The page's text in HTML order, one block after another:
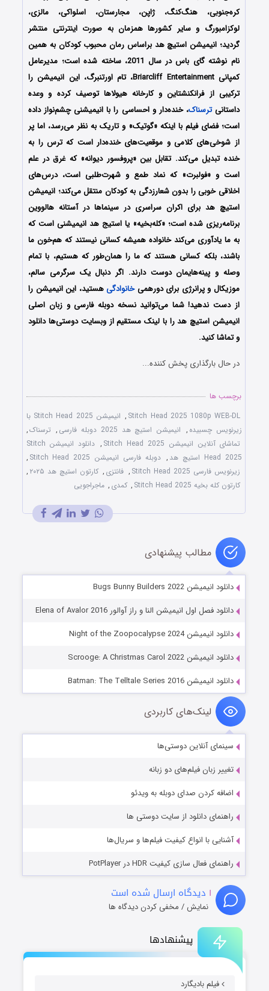
پیشنهادها
فیلم بادیگارد
کره‌جنوبی، هنگ‎‌کنگ، ژاپن، مجارستان، اسلواکی، مالزی،
لوکزامبورگ و سایر کشورها همزمان به صورت اینترنتی منتشر
گردید؛ انیمیشن استیچ هد براساس رمان محبوب کودکان به همین
نام نوشته گای باس در سال 2011، ساخته شده است؛ مدیرعامل
کمپانی Briarcliff Entertainment، تام اورتنبرگ، این انیمیشن را
ترکیبی از فرانکنشتاین و کارخانه هیولاها توصیف کرده و وعده‌
داستانیترسناک، خنده‌دار و احساسی را با انیمیشنی چشم‌نواز داده
است؛ فضای فیلم با اینکه «گوتیک» و تاریک به نظر می‌رسد، اما پر
از شوخی‌های کلامی و موقعیت‌های خنده‌دار است که ترس را به
خنده تبدیل می‌کند. تقابل بین «پروفسور دیوانه» که غرق در علم
است و «فولبرت» که نماد طمع و شهرت‌طلبی است، درس‌های
اخلاقی خوبی را بدون شعارزدگی به کودکان منتقل می‌کند؛ انیمیشن
استیچ هد برای اکران سراسری در سینماها در آستانه‌ هالووین
برنامه‌ریزی شده است؛ «کله‌بخیه» یا استیج هد انیمیشنی است که
به ما یادآوری می‌کند خانواده همیشه کسانی نیستند که هم‌خون ما
باشند، بلکه کسانی هستند که ما را همان‌طور که هستیم، با تمام
وصله و پینه‌هایمان دوست دارند. اگر دنبال یک سرگرمی سالم،
موزیکال و پرانرژی برای دورهمیخانوادگیهستید، این انیمیشن را
از دست ندهید! شما می‌توانید نسخه دوبله فارسی و زبان اصلی
انیمیشن استیچ هد را با لینک مستقیم از وبسایت دوستی‌ها دانلود
و تماشا کنید.
در حال بارگذاری پخش کننده...
برچسب ها
Stitch Head 2025 1080p WEB-DL
,
انیمیشن Stitch Head 2025 با
زیرنویس چسبیده , انیمیشن استیچ هد 2025 دوبله فارسی , ترسناک,
تماشای آنلاین انیمیشن Stitch Head 2025
,
دانلود انیمیشن Stitch
Head 2025 استیچ هد
, دوبله فارسی انیمیشن Stitch Head 2025
,
زیرنویس فارسی Stitch Head 2025
, فانتزی , کارتون استیچ هد ۲۰۲۵
,
کارتون کله بخیه Stitch Head 2025
, کمدی , ماجراجویی
مطالب پیشنهادی
دانلود انیمیشن Bugs Bunny Builders 2022
دانلود فصل اول انیمیشن النا و راز آوالور Elena of Avalor 2016
دانلود انیمیشن Night of the Zoopocalypse 2024
دانلود انیمیشن Scrooge: A Christmas Carol 2022
دانلود انیمیشن Batman: The Telltale Series 2016
لینک‌های کاربردی
سینمای آنلاین دوستی‌ها
تغییر زبان فیلم‌های دو زبانه
اضافه کردن صدای دوبله به ویدئو
راهنمای دانلود از سایت دوستی ها
آشنایی با انواع کیفیت فیلم‌ها و سریال‌ها
راهنمای فعال سازی کیفیت HDR در PotPlayer
۱ دیدگاه ارسال شده است
نمایش / مخفی کردن دیدگاه ها